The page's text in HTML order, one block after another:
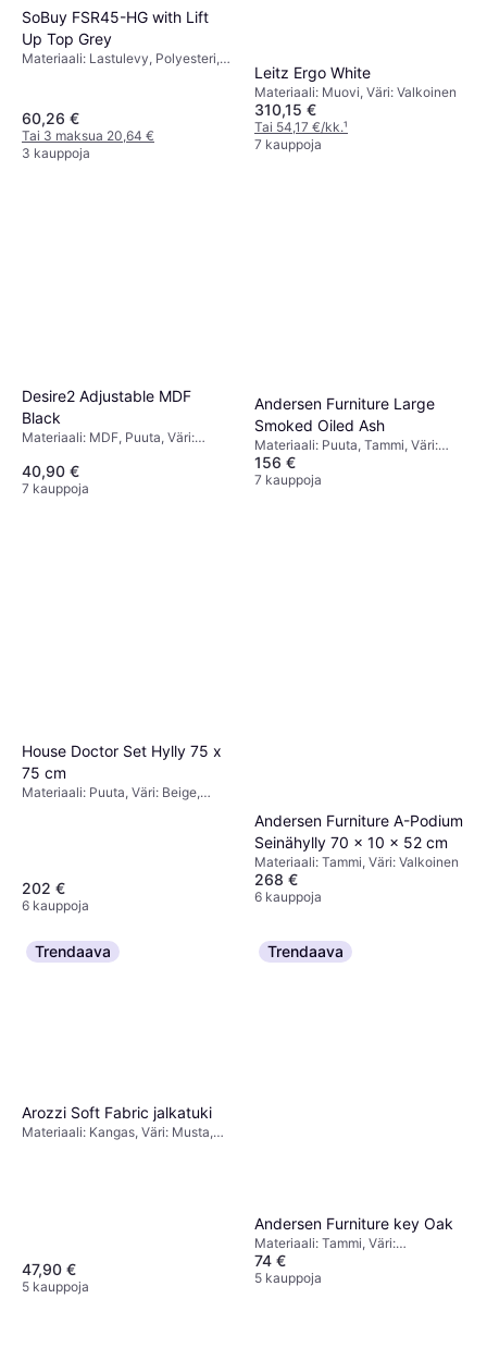
SoBuy FSR45-HG with Lift
Up Top Grey
Materiaali: Lastulevy, Polyesteri,
60,26 €
Tai 3 maksua 20,64 €
3 kauppoja
Leitz Ergo White
Materiaali: Muovi, Väri: Valkoinen
310,15 €
Tai 54,17 €/kk.¹
7 kauppoja
Desire2 Adjustable MDF
Black
Materiaali: MDF, Puuta, Väri:
40,90 €
7 kauppoja
Andersen Furniture Large
Smoked Oiled Ash
Materiaali: Puuta, Tammi, Väri:
Ruskea,Säilytysratkaisut: Hyllyt
156 €
7 kauppoja
House Doctor Set Hylly 75 x
75 cm
Materiaali: Puuta, Väri: Beige,
202 €
6 kauppoja
Andersen Furniture A-Podium
Seinähylly 70 x 10 x 52 cm
Materiaali: Tammi, Väri: Valkoinen
268 €
6 kauppoja
Trendaava
Arozzi Soft Fabric jalkatuki
Materiaali: Kangas, Väri: Musta,
47,90 €
5 kauppoja
Trendaava
Andersen Furniture key Oak
Materiaali: Tammi, Väri:
Luonnonväri
74 €
5 kauppoja